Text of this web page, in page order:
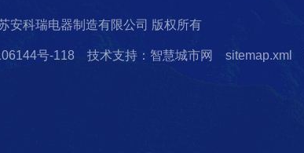
安科瑞电器制造有限公司 版权所有
号-118 技术支持：智慧城市网 sitemap.xml